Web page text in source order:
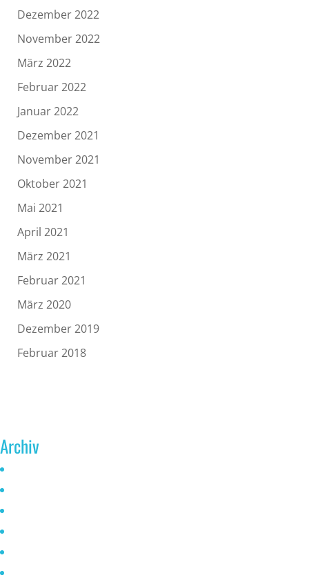
Dezember 2022
November 2022
März 2022
Februar 2022
Januar 2022
Dezember 2021
November 2021
Oktober 2021
Mai 2021
April 2021
März 2021
Februar 2021
März 2020
Dezember 2019
Februar 2018
Archiv